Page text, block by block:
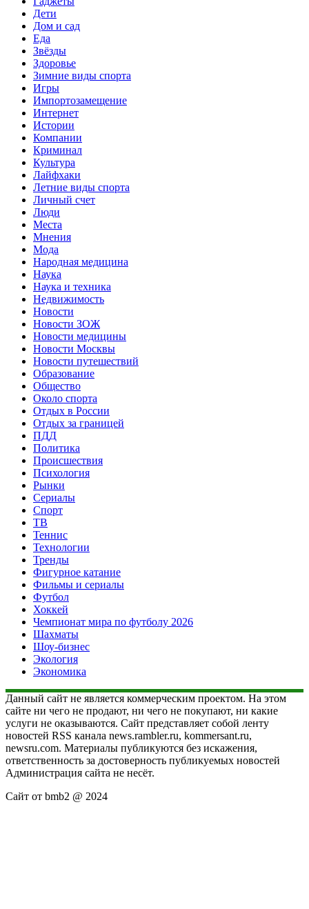
Дети
Дом и сад
Еда
Звёзды
Здоровье
Зимние виды спорта
Игры
Импортозамещение
Интернет
Истории
Компании
Криминал
Культура
Лайфхаки
Летние виды спорта
Личный счет
Люди
Места
Мнения
Мода
Народная медицина
Наука
Наука и техника
Недвижимость
Новости
Новости ЗОЖ
Новости медицины
Новости Москвы
Новости путешествий
Образование
Общество
Около спорта
Отдых в России
Отдых за границей
ПДД
Политика
Происшествия
Психология
Рынки
Сериалы
Спорт
ТВ
Теннис
Технологии
Тренды
Фигурное катание
Фильмы и сериалы
Футбол
Хоккей
Чемпионат мира по футболу 2026
Шахматы
Шоу-бизнес
Экология
Экономика
Данный сайт не является коммерческим проектом. На этом
сайте ни чего не продают, ни чего не покупают, ни какие
услуги не оказываются. Сайт представляет собой ленту
новостей RSS канала news.rambler.ru, kommersant.ru,
newsru.com. Материалы публикуются без искажения,
ответственность за достоверность публикуемых новостей
Администрация сайта не несёт.
Сайт от bmb2 @ 2024